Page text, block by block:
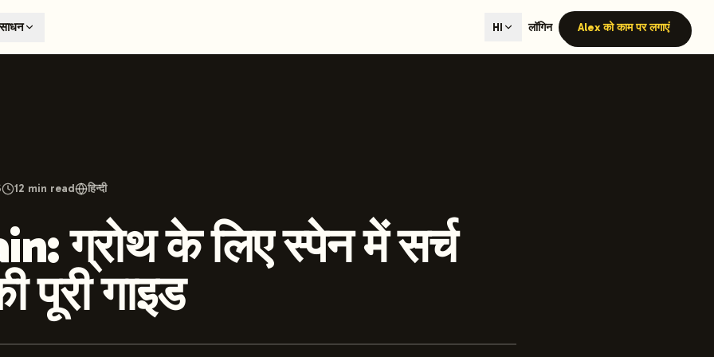
engines like ChatGPT, Claude, and Perplexity. Automated content generation with GEO optimization built-in.
hours.
HI लॉगिन Alex को काम पर लगाएं
12 min read हिन्दी
ग्रोथ के लिए स्पेन में सर्च
पूरी गाइड